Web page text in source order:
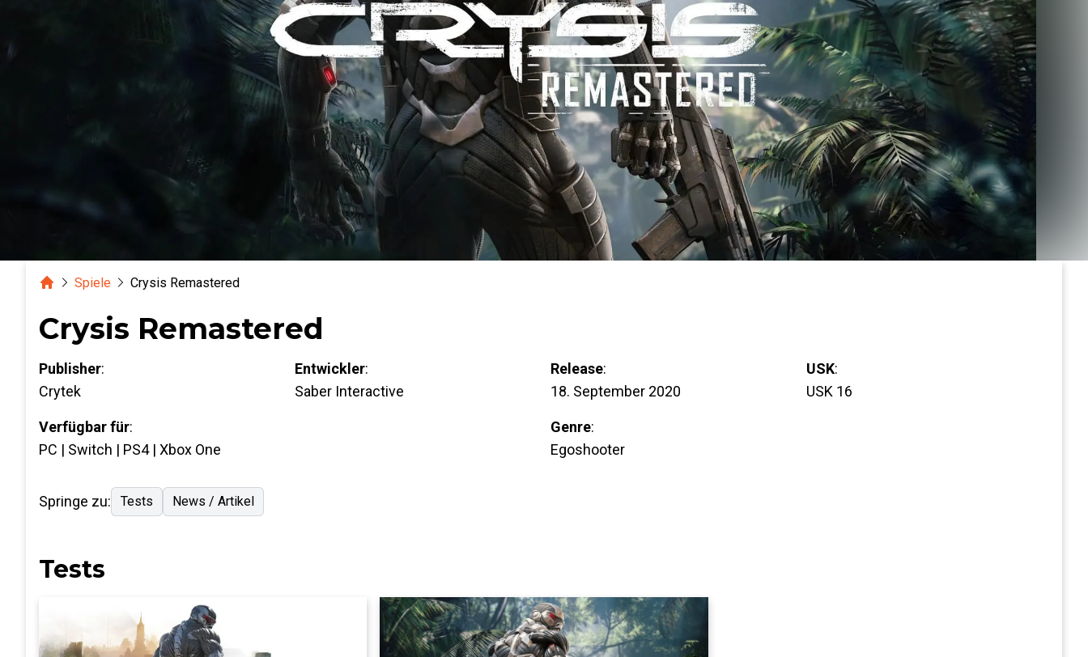
HomeSpiele Crysis Remastered
Crysis Remastered
Publisher:
Crytek
Entwickler:
Saber Interactive
Release:
18. September 2020
USK:
USK 16
Verfügbar für:
PC | Switch | PS4 | Xbox One
Genre:
Egoshooter
Springe zu: Tests News / Artikel
Tests